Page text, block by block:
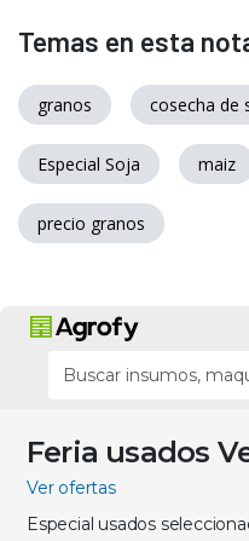
Temas en esta
granos cosecha de
Especial Soja maiz
precio granos
Feria usados
Ver ofertas
Especial usados